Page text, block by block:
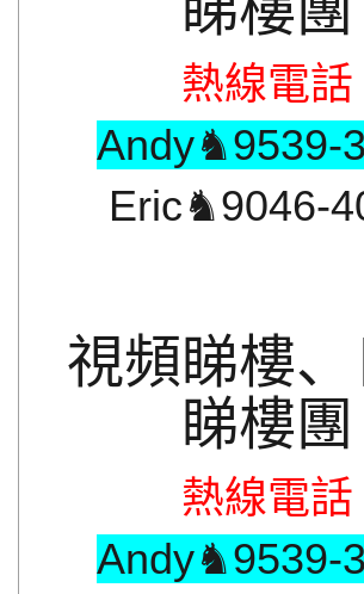
熱線電話
Andy♞9539-
Eric♞9046-
視頻睇樓、
睇樓團
熱線電話
Andy♞9539-